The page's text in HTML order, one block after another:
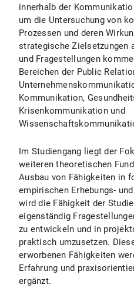
innerhalb der
um die Untersuchung von
Prozessen und deren
strategische Zielsetzungen
und Fragestellungen
Bereichen der Public
Kommunikation,
Krisenkommunikation und
Im Studiengang liegt der
weiteren theoretischen
Ausbau von Fähigkeiten in
empirischen Erhebungs-
wird die Fähigkeit der
eigenständig
zu entwickeln und in
praktisch umzusetzen.
erworbenen Fähigkeiten
Erfahrung und
ergänzt.